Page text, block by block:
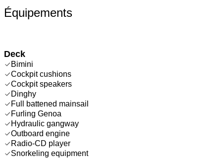
Équipements
Deck
Bimini
Cockpit cushions
Cockpit speakers
Dinghy
Full battened mainsail
Furling Genoa
Hydraulic gangway
Outboard engine
Radio-CD player
Snorkeling equipment